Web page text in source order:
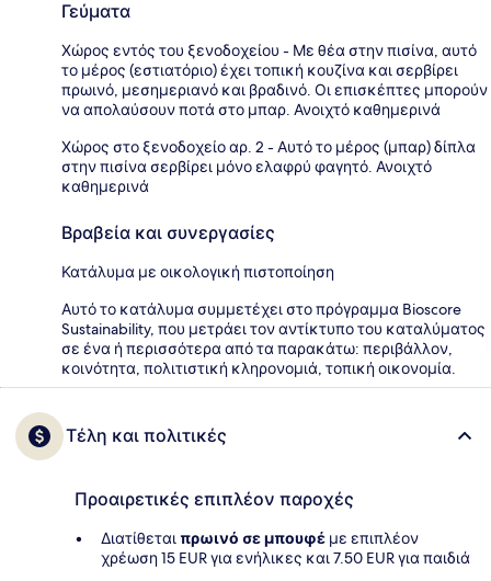
Γεύματα
Χώρος εντός του ξενοδοχείου - Με θέα στην πισίνα, αυτό
το μέρος (εστιατόριο) έχει τοπική κουζίνα και σερβίρει
πρωινό, μεσημεριανό και βραδινό. Οι επισκέπτες μπορούν
να απολαύσουν ποτά στο μπαρ. Ανοιχτό καθημερινά
Χώρος στο ξενοδοχείο αρ. 2 - Αυτό το μέρος (μπαρ) δίπλα
στην πισίνα σερβίρει μόνο ελαφρύ φαγητό. Ανοιχτό
καθημερινά
Βραβεία και συνεργασίες
Κατάλυμα με οικολογική πιστοποίηση
Αυτό το κατάλυμα συμμετέχει στο πρόγραμμα Bioscore
Sustainability, που μετράει τον αντίκτυπο του καταλύματος
σε ένα ή περισσότερα από τα παρακάτω: περιβάλλον,
κοινότητα, πολιτιστική κληρονομιά, τοπική οικονομία.
Τέλη και πολιτικές
Προαιρετικές επιπλέον παροχές
Διατίθεταιπρωινό σε μπουφέ με επιπλέον
χρέωση 15 EUR για ενήλικες και 7.50 EUR για παιδιά